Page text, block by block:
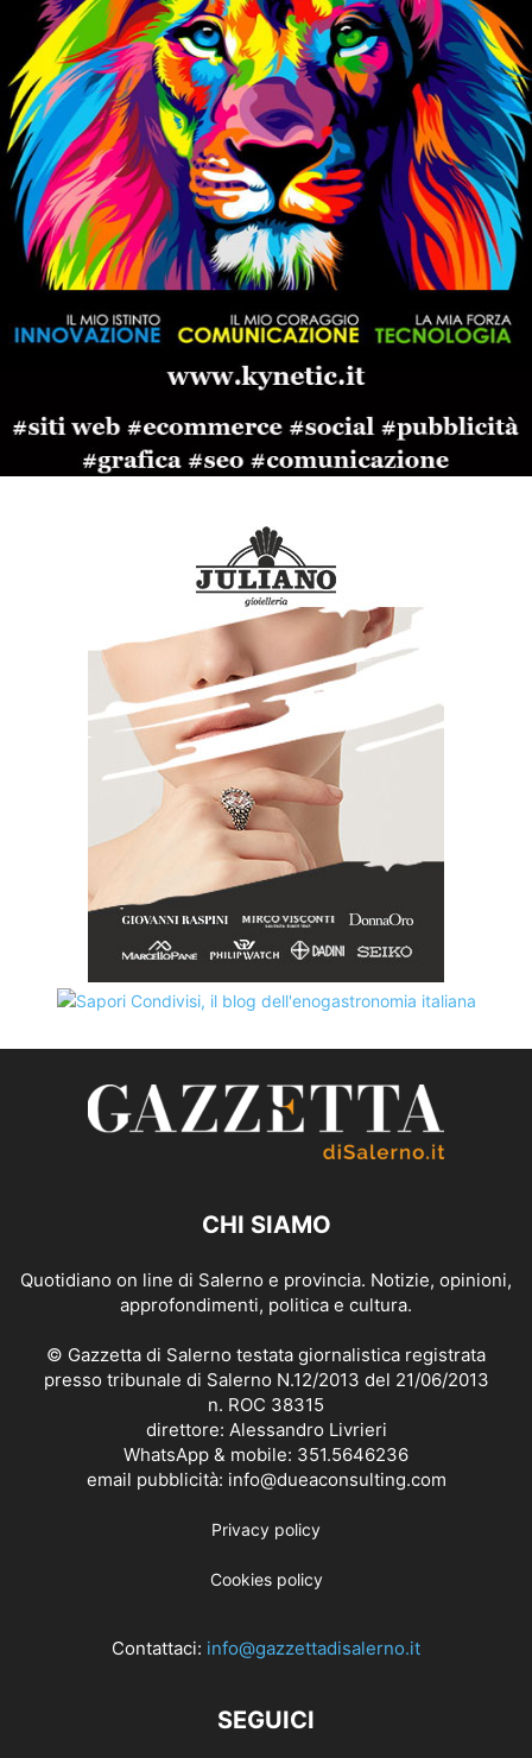
CHI SIAMO
Quotidiano on line di Salerno e provincia. Notizie, opinioni,
approfondimenti, politica e cultura.
© Gazzetta di Salerno testata giornalistica registrata
presso tribunale di Salerno N.12/2013 del 21/06/2013
n. ROC 38315
direttore: Alessandro Livrieri
WhatsApp & mobile: 351.5646236
email pubblicità: info@dueaconsulting.com
Privacy policy
Cookies policy
Contattaci: info@gazzettadisalerno.it
SEGUICI